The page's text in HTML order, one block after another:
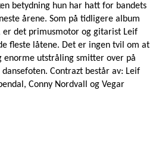
betydning hun har hatt for bandets
årene. Som på tidligere album
er det primusmotor og gitarist Leif
fleste låtene. Det er ingen tvil om at
enorme utstråling smitter over på
Contrazt består av: Leif
Conny Nordvall og Vegar